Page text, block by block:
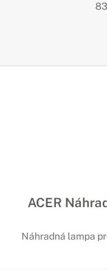
ACER
Náhradná lampa